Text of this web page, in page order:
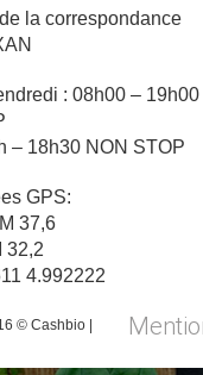
la correspondance
: 08h00 – 19h00
– 18h30 NON STOP
GPS:
37,6
32,2
4.992222
© Cashbio |